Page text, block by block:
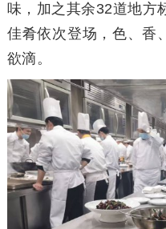
味，加之其余32道地方
佳肴依次登场，色、香
欲滴。